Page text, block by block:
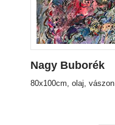
Nagy Buborék
80x100cm, olaj, vászon